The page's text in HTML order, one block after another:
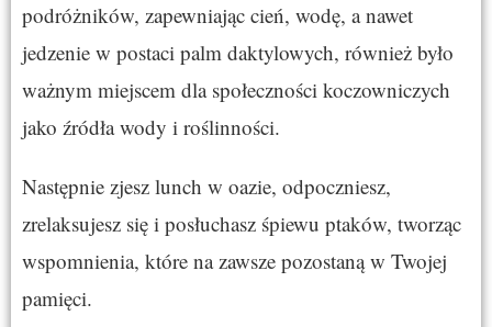
podróżników, zapewniając cień, wodę, a nawet
jedzenie w postaci palm daktylowych, również było
ważnym miejscem dla społeczności koczowniczych
jako źródła wody i roślinności.
Następnie zjesz lunch w oazie, odpoczniesz,
zrelaksujesz się i posłuchasz śpiewu ptaków, tworząc
wspomnienia, które na zawsze pozostaną w Twojej
pamięci.